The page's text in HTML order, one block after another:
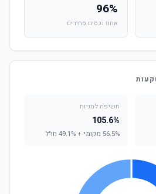
96%
אחוז נכסים סחירים
חשיפה למניות
105.6%
56.5% מקומי + 49.1% חו"ל